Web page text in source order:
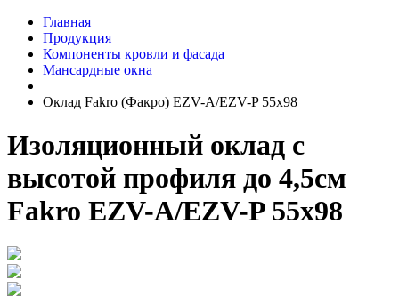
Главная
Продукция
Компоненты кровли и фасада
Мансардные окна
Оклад Fakro (Факро) EZV-A/EZV-P 55х98
Изоляционный оклад с
высотой профиля до 4,5см
Fakro EZV-A/EZV-P 55х98